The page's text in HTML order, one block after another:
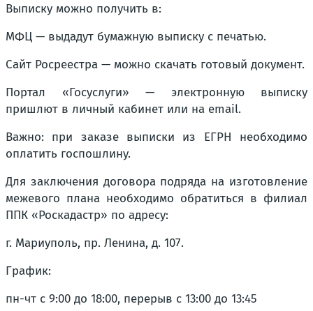
Выписку можно получить в:
МФЦ — выдадут бумажную выписку с печатью.
Сайт Росреестра — можно скачать готовый документ.
Портал «Госуслуги» — электронную выписку
пришлют в личный кабинет или на email.
Важно: при заказе выписки из ЕГРН необходимо
оплатить госпошлину.
Для заключения договора подряда на изготовление
межевого плана необходимо обратиться в филиал
ППК «Роскадастр» по адресу:
г. Мариуполь, пр. Ленина, д. 107.
График:
пн-чт с 9:00 до 18:00, перерыв с 13:00 до 13:45